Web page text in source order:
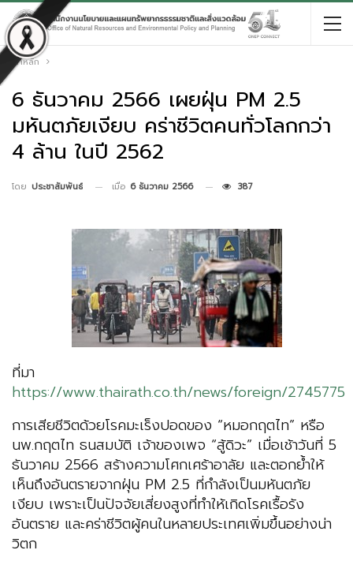
หน้าหลัก
6 ธันวาคม 2566 เผยฝุ่น PM 2.5
มหันตภัยเงียบ คร่าชีวิตคนทั่วโลกกว่า
4 ล้าน ในปี 2562
โดย ประชาสัมพันธ์ เมื่อ 6 ธันวาคม 2566 387
ที่มา
https://www.thairath.co.th/news/foreign/2745775
การเสียชีวิตด้วยโรคมะเร็งปอดของ “หมอกฤตไท” หรือ
นพ.กฤตไท ธนสมบัติ เจ้าของเพจ “สู้ดิวะ” เมื่อเช้าวันที่ 5
ธันวาคม 2566 สร้างความโศกเศร้าอาลัย และตอกย้ำให้
เห็นถึงอันตรายจากฝุ่น PM 2.5 ที่กำลังเป็นมหันตภัย
เงียบ เพราะเป็นปัจจัยเสี่ยงสูงที่ทำให้เกิดโรคเรื้อรัง
อันตราย และคร่าชีวิตผู้คนในหลายประเทศเพิ่มขึ้นอย่างน่า
วิตก